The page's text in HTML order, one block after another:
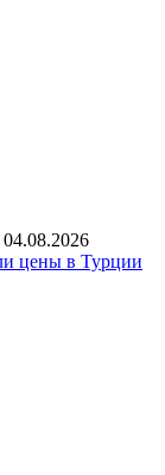
04.08.2026
цены в Турции